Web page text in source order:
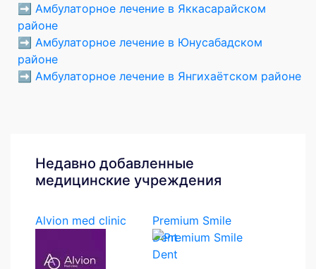
➡️ Амбулаторное лечение в Яккасарайском
районе
➡️ Амбулаторное лечение в Юнусабадском
районе
➡️ Амбулаторное лечение в Янгихаётском районе
Недавно добавленные
медицинские учреждения
Alvion med clinic
Premium Smile
Dent